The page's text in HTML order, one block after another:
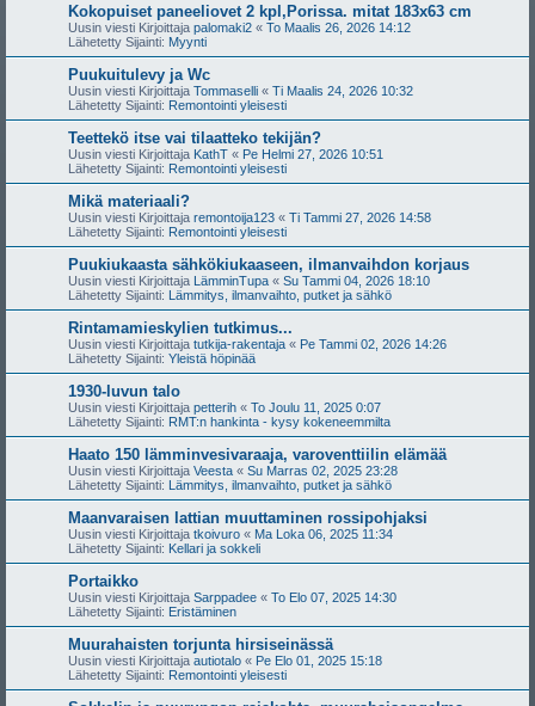
Kokopuiset paneeliovet 2 kpl,Porissa. mitat 183x63 cm
Uusin viesti Kirjoittaja palomaki2 « To Maalis 26, 2026 14:12
Lähetetty Sijainti: Myynti
Puukuitulevy ja Wc
Uusin viesti Kirjoittaja Tommaselli « Ti Maalis 24, 2026 10:32
Lähetetty Sijainti: Remontointi yleisesti
Teettekö itse vai tilaatteko tekijän?
Uusin viesti Kirjoittaja KathT « Pe Helmi 27, 2026 10:51
Lähetetty Sijainti: Remontointi yleisesti
Mikä materiaali?
Uusin viesti Kirjoittaja remontoija123 « Ti Tammi 27, 2026 14:58
Lähetetty Sijainti: Remontointi yleisesti
Puukiukaasta sähkökiukaaseen, ilmanvaihdon korjaus
Uusin viesti Kirjoittaja LämminTupa « Su Tammi 04, 2026 18:10
Lähetetty Sijainti: Lämmitys, ilmanvaihto, putket ja sähkö
Rintamamieskylien tutkimus...
Uusin viesti Kirjoittaja tutkija-rakentaja « Pe Tammi 02, 2026 14:26
Lähetetty Sijainti: Yleistä höpinää
1930-luvun talo
Uusin viesti Kirjoittaja petterih « To Joulu 11, 2025 0:07
Lähetetty Sijainti: RMT:n hankinta - kysy kokeneemmilta
Haato 150 lämminvesivaraaja, varoventtiilin elämää
Uusin viesti Kirjoittaja Veesta « Su Marras 02, 2025 23:28
Lähetetty Sijainti: Lämmitys, ilmanvaihto, putket ja sähkö
Maanvaraisen lattian muuttaminen rossipohjaksi
Uusin viesti Kirjoittaja tkoivuro « Ma Loka 06, 2025 11:34
Lähetetty Sijainti: Kellari ja sokkeli
Portaikko
Uusin viesti Kirjoittaja Sarppadee « To Elo 07, 2025 14:30
Lähetetty Sijainti: Eristäminen
Muurahaisten torjunta hirsiseinässä
Uusin viesti Kirjoittaja autiotalo « Pe Elo 01, 2025 15:18
Lähetetty Sijainti: Remontointi yleisesti